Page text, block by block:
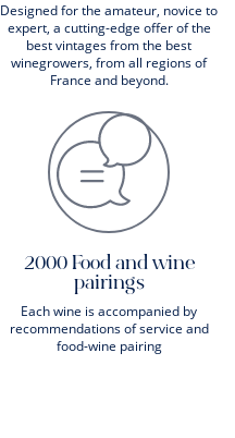
Designed for the amateur, novice to
expert, a cutting-edge offer of the
best vintages from the best
winegrowers, from all regions of
France and beyond.
2000 Food and wine
pairings
Each wine is accompanied by
recommendations of service and
food-wine pairing